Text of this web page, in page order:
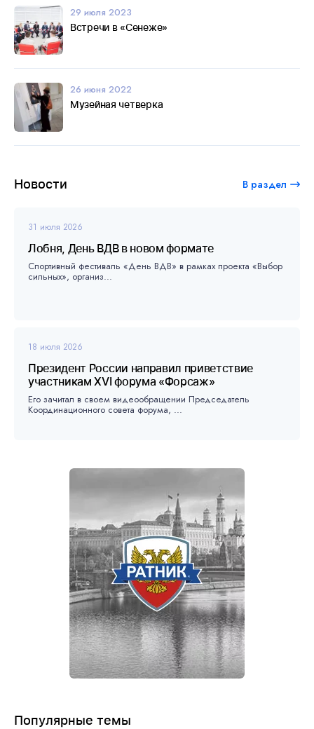
Новости В раздел
31 июля 2026
Лобня, День ВДВ в новом формате
Спортивный фестиваль «День ВДВ» в рамках проекта «Выбор
сильных», организ...
18 июля 2026
Президент России направил приветствие
участникам XVI форума «Форсаж»
Его зачитал в своем видеообращении Председатель
Координационного совета форума, ...
29 июля 2023
Встречи в «Сенеже»
26 июня 2022
Музейная четверка
Популярные темы